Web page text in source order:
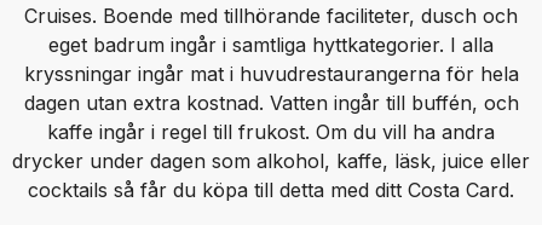
Cruises. Boende med tillhörande faciliteter, dusch och
eget badrum ingår i samtliga hyttkategorier. I alla
kryssningar ingår mat i huvudrestaurangerna för hela
dagen utan extra kostnad. Vatten ingår till buffén, och
kaffe ingår i regel till frukost. Om du vill ha andra
drycker under dagen som alkohol, kaffe, läsk, juice eller
cocktails så får du köpa till detta med ditt Costa Card.